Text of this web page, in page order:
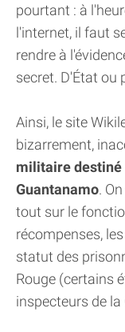
pourtant : à
l'internet, il faut
rendre à
secret. D'État ou
Ainsi, le site
bizarrement,
militaire destiné
Guantanamo.
tout sur le
récompenses,
statut des
Rouge (certains
inspecteurs de la